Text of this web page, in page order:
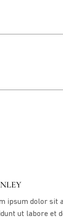
ipsum dolor sit
ut labore et